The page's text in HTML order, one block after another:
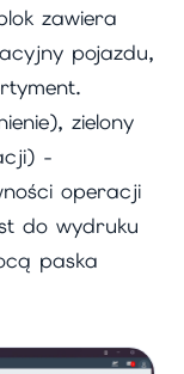
zawiera
pojazdu,
zielony
-
operacji
do wydruku
paska